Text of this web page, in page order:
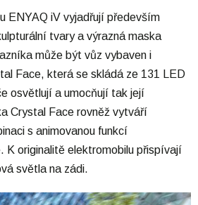
ENYAQ iV vyjadřují především
tvary a výrazná maska
může být vůz vybaven i
Face, která se skládá ze 131 LED
osvětlují a umocňují tak její
Crystal Face rovněž vytváří
s animovanou funkcí
K originalitě elektromobilu přispívají
světla na zádi.